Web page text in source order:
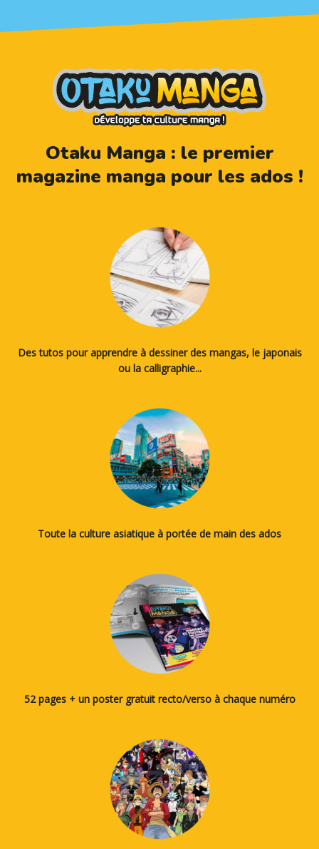
Otaku Manga : le premier
magazine manga pour les ados !
Des tutos pour apprendre à dessiner des mangas, le japonais
ou la calligraphie...
Toute la culture asiatique à portée de main des ados
52 pages + un poster gratuit recto/verso à chaque numéro